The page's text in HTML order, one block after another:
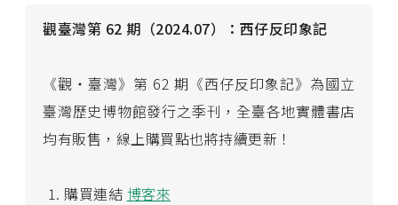
觀臺灣第 62 期（2024.07）：西仔反印象記
《觀・臺灣》第 62 期《西仔反印象記》為國立
臺灣歷史博物館發行之季刊，全臺各地實體書店
均有販售，線上購買點也將持續更新！
購買連結 博客來